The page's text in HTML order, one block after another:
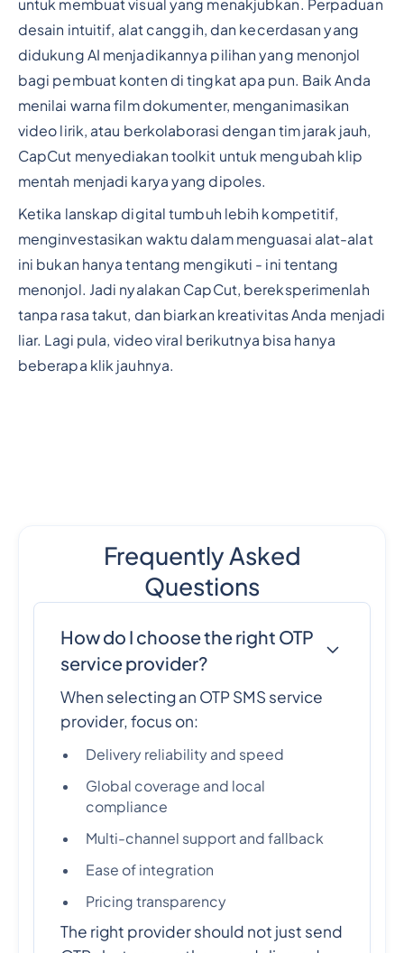
untuk membuat visual yang menakjubkan. Perpaduan
desain intuitif, alat canggih, dan kecerdasan yang
didukung AI menjadikannya pilihan yang menonjol
bagi pembuat konten di tingkat apa pun. Baik Anda
menilai warna film dokumenter, menganimasikan
video lirik, atau berkolaborasi dengan tim jarak jauh,
CapCut menyediakan toolkit untuk mengubah klip
mentah menjadi karya yang dipoles.
Ketika lanskap digital tumbuh lebih kompetitif,
menginvestasikan waktu dalam menguasai alat-alat
ini bukan hanya tentang mengikuti - ini tentang
menonjol. Jadi nyalakan CapCut, bereksperimenlah
tanpa rasa takut, dan biarkan kreativitas Anda menjadi
liar. Lagi pula, video viral berikutnya bisa hanya
beberapa klik jauhnya.
Frequently Asked
Questions
How do I choose the right OTP
service provider?
When selecting an OTP SMS service
provider, focus on:
Delivery reliability and speed
Global coverage and local
compliance
Multi-channel support and fallback
Ease of integration
Pricing transparency
The right provider should not just send